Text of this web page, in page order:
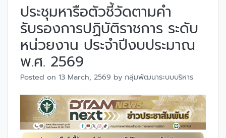
ประชุมหารือตัวชี้วัดตามคำ
รับรองการปฏิบัติราชการ ระดับ
หน่วยงาน ประจำปีงบประมาณ
พ.ศ. 2569
Posted on 13 March, 2569 by กลุ่มพัฒนาระบบบริหาร